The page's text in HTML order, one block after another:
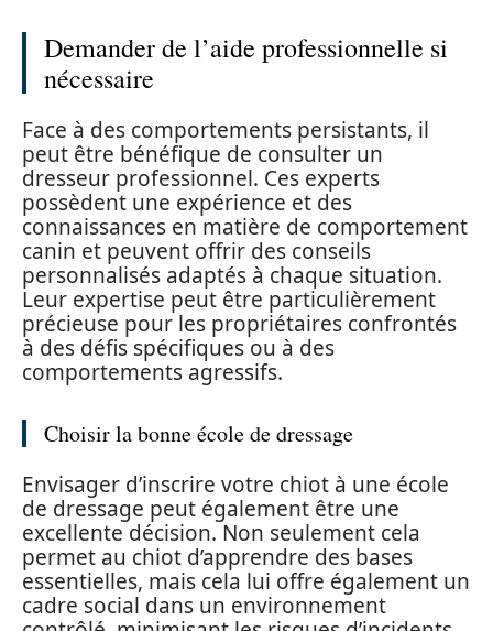
Demander de l’aide professionnelle si
nécessaire
Face à des comportements persistants, il
peut être bénéfique de consulter un
dresseur professionnel. Ces experts
possèdent une expérience et des
connaissances en matière de comportement
canin et peuvent offrir des conseils
personnalisés adaptés à chaque situation.
Leur expertise peut être particulièrement
précieuse pour les propriétaires confrontés
à des défis spécifiques ou à des
comportements agressifs.
Choisir la bonne école de dressage
Envisager d’inscrire votre chiot à une école
de dressage peut également être une
excellente décision. Non seulement cela
permet au chiot d’apprendre des bases
essentielles, mais cela lui offre également un
cadre social dans un environnement